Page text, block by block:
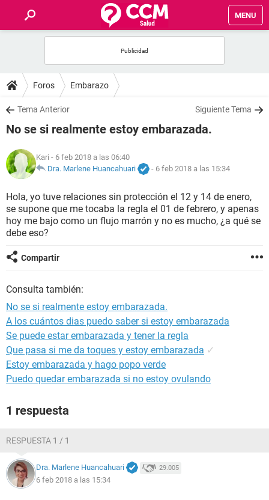
MENU
FOROS
SALUD
NUTRICIÓN
BIENESTAR
SEXUALIDAD
GLOSARIO
Foros Embarazo
Tema Anterior Siguiente Tema
No se si realmente estoy embarazada.
Kari - 6 feb 2018 a las 06:40
Dra. Marlene Huancahuari
- 6 feb 2018 a las 15:34
Hola, yo tuve relaciones sin protección el 12 y 14 de enero,
se supone que me tocaba la regla el 01 de febrero, y apenas
hoy me bajo como un flujo marrón y no es mucho, ¿a qué se
debe eso?
Compartir
Consulta también:
No se si realmente estoy embarazada.
A los cuántos dias puedo saber si estoy embarazada
Se puede estar embarazada y tener la regla
Que pasa si me da toques y estoy embarazada ✓
Estoy embarazada y hago popo verde
Puedo quedar embarazada si no estoy ovulando
1 respuesta
RESPUESTA 1 / 1
Dra. Marlene Huancahuari 29.005
6 feb 2018 a las 15:34